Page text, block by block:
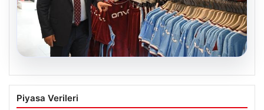
06.08.2026
Ahmet Metin Genç’in forma
kampanyasıyla ilgili belediyeden
Piyasa Verileri